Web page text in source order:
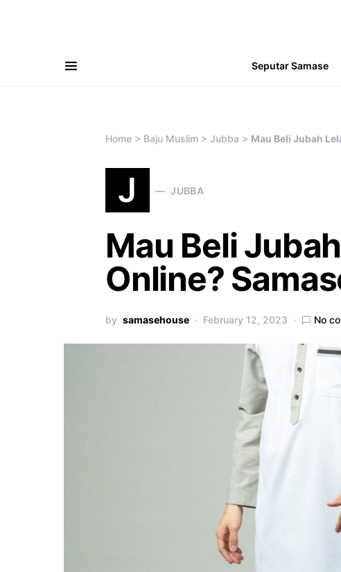
Seputar Samase
Search for:
Home > Baju Muslim > Jubba > Mau Beli Jubah
J JUBBA
Mau Beli
Online?
by samasehouse February 12, 2023 No